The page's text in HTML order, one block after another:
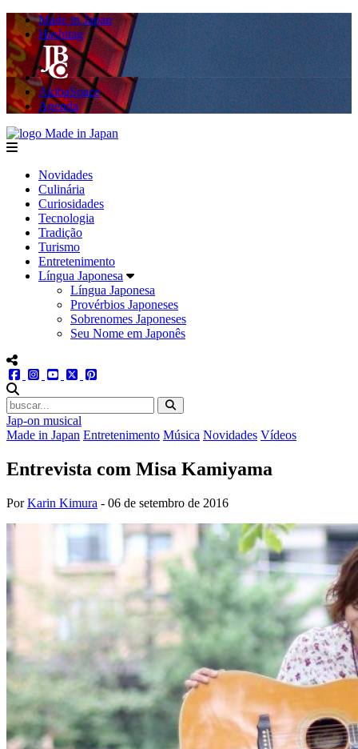
Made in Japan
Hashitag
AkibaSpace
Agenda
menu
Novidades
Culinária
Curiosidades
Tecnologia
Tradição
Turismo
Entretenimento
Língua Japonesa
Língua Japonesa
Provérbios Japoneses
Sobrenomes Japoneses
Seu Nome em Japonês
menu redes social
facebookinstagram
youtube
twitter
Jap-on musical
Made in Japan Entretenimento Música Novidades Vídeos
Entrevista com Misa Kamiyama
PorKarin Kimura - 06 de setembro de 2016